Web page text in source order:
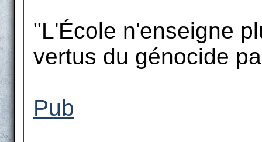
"L'École n'enseigne
vertus du génocide
Pub